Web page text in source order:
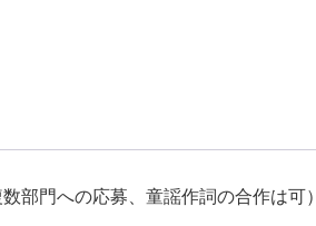
部門への応募、童謡作詞の合作は可）